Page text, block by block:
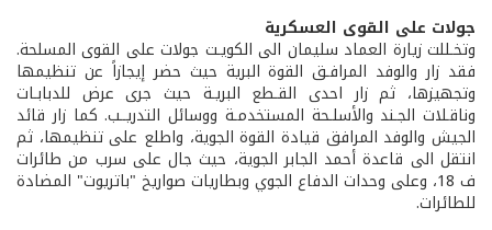
جولات على القوى العسكرية
وتخـللت زيارة العماد سليمان الى الكويـت جولات على القوى المسلحة.
فقد زار والوفد المرافـق القوة البرية حيث حضر إيجازاً عن تنظيمها
وتجهيزها، ثم زار احدى القـطع البريـة حيث جرى عرض للدبابـات
وناقـلات الجـند والأسلـحة المستخدمـة ووسائل التدريــب. كما زار قائد
الجيش والوفد المرافق قيادة القوة الجوية، واطلع على تنظيمها، ثم
انتقل الى قاعدة أحمد الجابر الجوية، حيث جال على سرب من طائرات
ف 18، وعلى وحدات الدفاع الجوي وبطاريات صواريخ "باتريوت" المضادة
للطائرات.